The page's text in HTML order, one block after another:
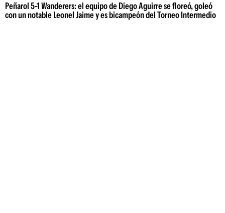
Peñarol 5-1 Wanderers: el equipo de Diego Aguirre se floreó, goleó
con un notable Leonel Jaime y es bicampeón del Torneo Intermedio